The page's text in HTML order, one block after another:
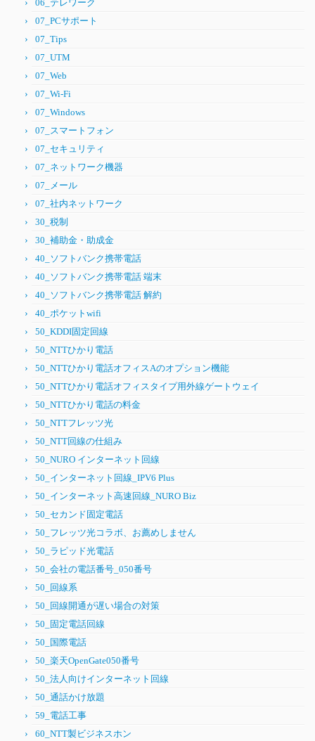
06_テレワーク
07_PCサポート
07_Tips
07_UTM
07_Web
07_Wi-Fi
07_Windows
07_スマートフォン
07_セキュリティ
07_ネットワーク機器
07_メール
07_社内ネットワーク
30_税制
30_補助金・助成金
40_ソフトバンク携帯電話
40_ソフトバンク携帯電話 端末
40_ソフトバンク携帯電話 解約
40_ポケットwifi
50_KDDI固定回線
50_NTTひかり電話
50_NTTひかり電話オフィスAのオプション機能
50_NTTひかり電話オフィスタイプ用外線ゲートウェイ
50_NTTひかり電話の料金
50_NTTフレッツ光
50_NTT回線の仕組み
50_NURO インターネット回線
50_インターネット回線_IPV6 Plus
50_インターネット高速回線_NURO Biz
50_セカンド固定電話
50_フレッツ光コラボ、お薦めしません
50_ラピッド光電話
50_会社の電話番号_050番号
50_回線系
50_回線開通が遅い場合の対策
50_固定電話回線
50_国際電話
50_楽天OpenGate050番号
50_法人向けインターネット回線
50_通話かけ放題
59_電話工事
60_NTT製ビジネスホン